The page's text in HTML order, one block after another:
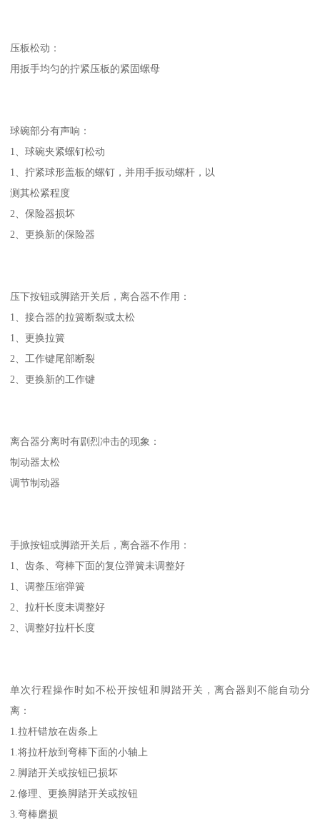
压板松动：
用扳手均匀的拧紧压板的紧固螺母
球碗部分有声响：
1、球碗夹紧螺钉松动
1、拧紧球形盖板的螺钉，并用手扳动螺杆，以
测其松紧程度
2、保险器损坏
2、更换新的保险器
压下按钮或脚踏开关后，离合器不作用：
1、接合器的拉簧断裂或太松
1、更换拉簧
2、工作键尾部断裂
2、更换新的工作键
离合器分离时有剧烈冲击的现象：
制动器太松
调节制动器
手掀按钮或脚踏开关后，离合器不作用：
1、齿条、弯棒下面的复位弹簧未调整好
1、调整压缩弹簧
2、拉杆长度未调整好
2、调整好拉杆长度
单次行程操作时如不松开按钮和脚踏开关，离合器则不能自动分
离：
1.拉杆错放在齿条上
1.将拉杆放到弯棒下面的小轴上
2.脚踏开关或按钮已损坏
2.修理、更换脚踏开关或按钮
3.弯棒磨损